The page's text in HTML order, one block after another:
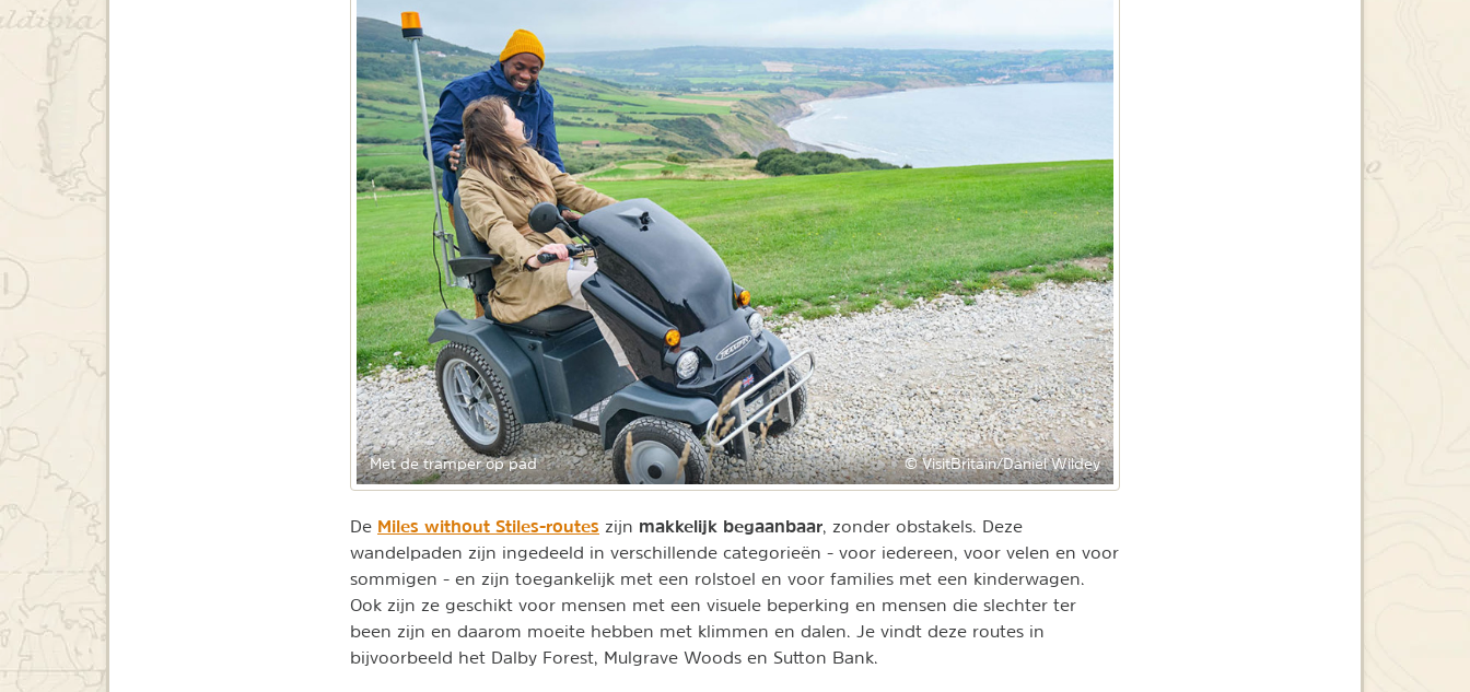
Met de tramper op pad © VisitBritain/Daniel Wildey
De Miles without Stiles-routes zijn makkelijk begaanbaar , zonder obstakels. Deze
wandelpaden zijn ingedeeld in verschillende categorieën - voor iedereen, voor velen en voor
sommigen - en zijn toegankelijk met een rolstoel en voor families met een kinderwagen.
Ook zijn ze geschikt voor mensen met een visuele beperking en mensen die slechter ter
been zijn en daarom moeite hebben met klimmen en dalen. Je vindt deze routes in
bijvoorbeeld het Dalby Forest, Mulgrave Woods en Sutton Bank.